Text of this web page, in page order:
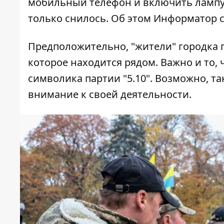
только снилось. Об этом Информатор
Предположительно, "жители" городка
которое находится рядом. Важно и то,
символика партии "5.10". Возможно,
внимание к своей деятельности.